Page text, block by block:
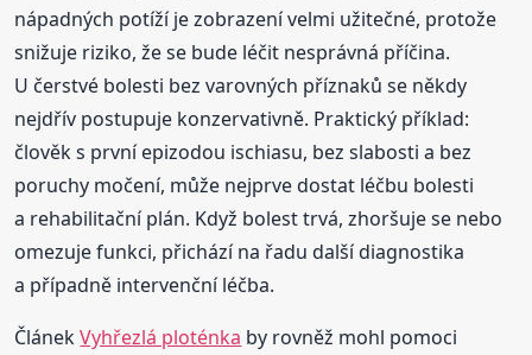
nápadných potíží je zobrazení velmi užitečné, protože
snižuje riziko, že se bude léčit nesprávná příčina.
U čerstvé bolesti bez varovných příznaků se někdy
nejdřív postupuje konzervativně. Praktický příklad:
člověk s první epizodou ischiasu, bez slabosti a bez
poruchy močení, může nejprve dostat léčbu bolesti
a rehabilitační plán. Když bolest trvá, zhoršuje se nebo
omezuje funkci, přichází na řadu další diagnostika
a případně intervenční léčba.
ČlánekVyhřezlá ploténka by rovněž mohl pomoci